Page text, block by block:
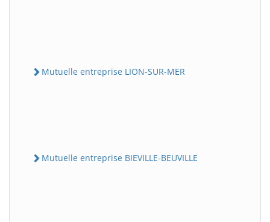
Mutuelle entreprise LION-SUR-MER
Mutuelle entreprise BIEVILLE-BEUVILLE